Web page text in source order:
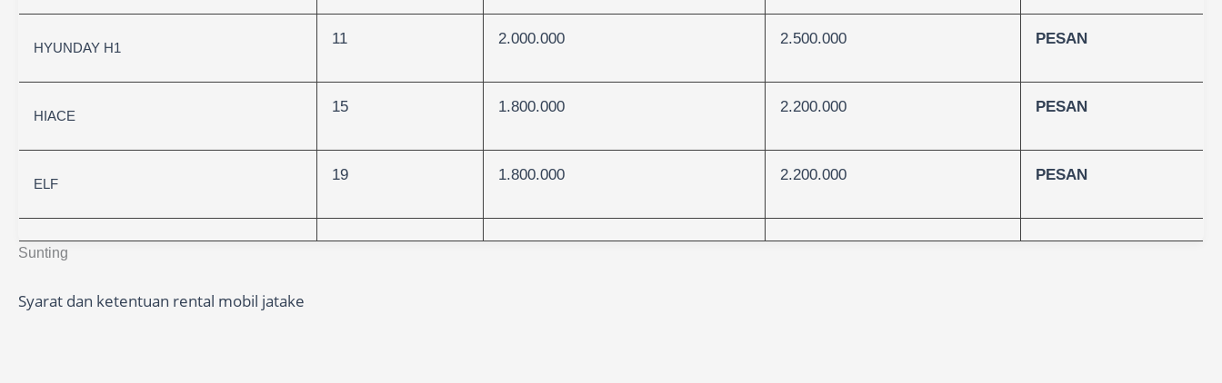
Sunting
HYUNDAY H1
11 2.000.000 2.500.000 PESAN
HIACE
15 1.800.000 2.200.000 PESAN
ELF
19 1.800.000 2.200.000 PESAN
Syarat dan ketentuan rental mobil jatake